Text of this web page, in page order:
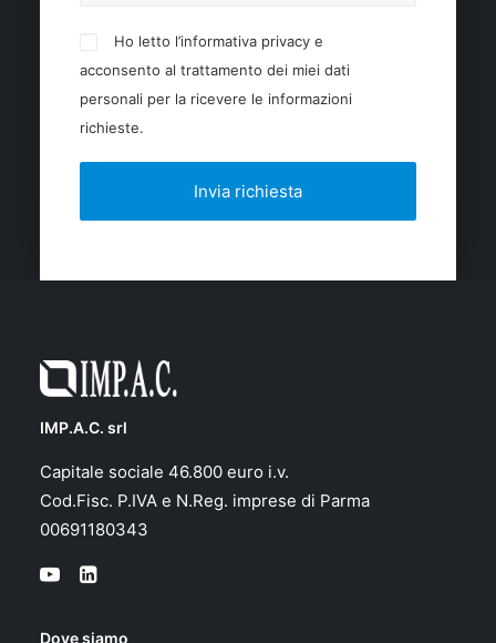
Ho letto l’informativa privacy e
acconsento al trattamento dei miei dati
personali per la ricevere le informazioni
richieste.
IMP.A.C. srl
Capitale sociale 46.800 euro i.v.
Cod.Fisc. P.IVA e N.Reg. imprese di Parma
00691180343
Dove siamo